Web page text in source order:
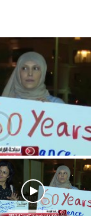
.وقفة احتجاجية رمزية
الأحد 5 مايو 2019